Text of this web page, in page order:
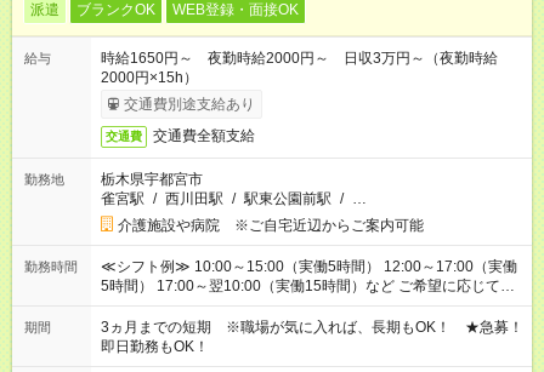
派遣 ブランクOK WEB登録・面接OK
給与
時給1650円～ 夜勤時給2000円～ 日収3万円～（夜勤時給
2000円×15h）
交通費別途支給あり
交通費 交通費全額支給
勤務地
栃木県宇都宮市
雀宮駅 / 西川田駅 / 駅東公園前駅 / …
介護施設や病院 ※ご自宅近辺からご案内可能
勤務時間
≪シフト例≫ 10:00～15:00（実働5時間） 12:00～17:00（実働
5時間） 17:00～翌10:00（実働15時間）など ご希望に応じて、
働く時間は調整できます！ お気軽に担当へ相談ください！
期間
3ヵ月までの短期 ※職場が気に入れば、長期もOK！ ★急募！
即日勤務もOK！